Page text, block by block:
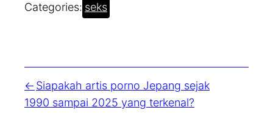
Categories: seks
Siapakah artis porno Jepang sejak
1990 sampai 2025 yang terkenal?